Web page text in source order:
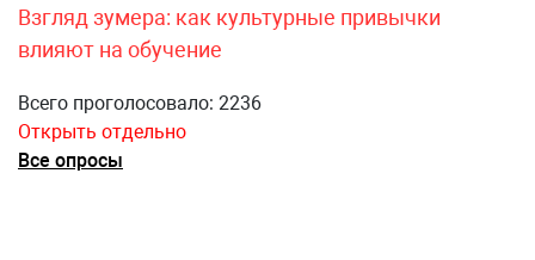
Взгляд зумера: как культурные привычки
влияют на обучение
Всего проголосовало: 2236
Открыть отдельно
Все опросы